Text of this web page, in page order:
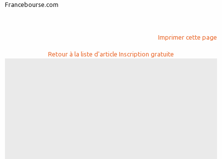
Francebourse.com
Imprimer cette page
Retour à la liste d'article Inscription gratuite